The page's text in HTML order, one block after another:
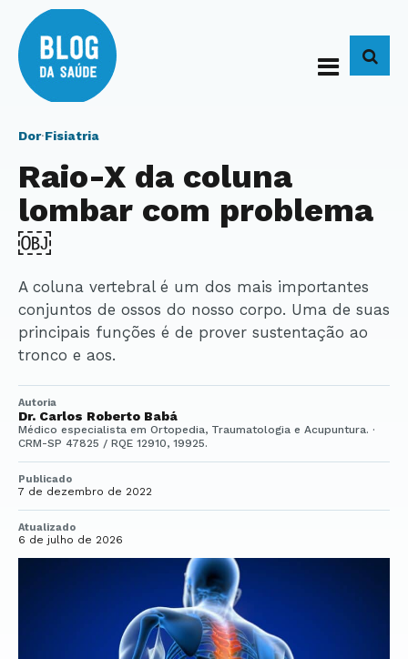
Dor·Fisiatria
Raio-X da coluna
lombar com problema
￼
A coluna vertebral é um dos mais importantes
conjuntos de ossos do nosso corpo. Uma de suas
principais funções é de prover sustentação ao
tronco e aos.
Autoria
Dr. Carlos Roberto Babá
Médico especialista em Ortopedia, Traumatologia e Acupuntura. ·
CRM-SP 47825 / RQE 12910, 19925.
Publicado
7 de dezembro de 2022
Atualizado
6 de julho de 2026